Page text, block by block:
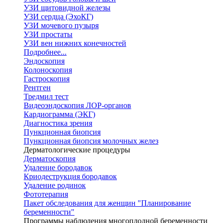
УЗИ щитовидной железы
УЗИ сердца (ЭхоКГ)
УЗИ мочевого пузыря
УЗИ простаты
УЗИ вен нижних конечностей
Подробнее...
Эндоскопия
Колоноскопия
Гастроскопия
Рентген
Тредмил тест
Видеоэндоскопия ЛОР-органов
Кардиограмма (ЭКГ)
Диагностика зрения
Пункционная биопсия
Пункционная биопсия молочных желез
Дерматологические процедуры
Дерматоскопия
Удаление бородавок
Криодеструкция бородавок
Удаление родинок
Фототерапия
Пакет обследования для женщин "Планирование
беременности"
Программы наблюдения многоплодной беременности